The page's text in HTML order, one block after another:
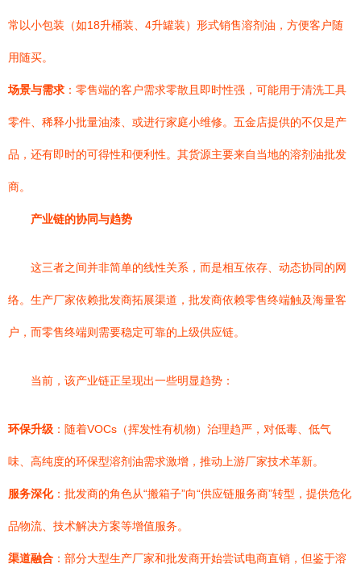
常以小包装（如18升桶装、4升罐装）形式销售溶剂油，方便客户随
用随买。
场景与需求 ：零售端的客户需求零散且即时性强，可能用于清洗工具
零件、稀释小批量油漆、或进行家庭小维修。五金店提供的不仅是产
品，还有即时的可得性和便利性。其货源主要来自当地的溶剂油批发
商。
产业链的协同与趋势
这三者之间并非简单的线性关系，而是相互依存、动态协同的网
络。生产厂家依赖批发商拓展渠道，批发商依赖零售终端触及海量客
户，而零售终端则需要稳定可靠的上级供应链。
当前，该产业链正呈现出一些明显趋势：
环保升级 ：随着VOCs（挥发性有机物）治理趋严，对低毒、低气
味、高纯度的环保型溶剂油需求激增，推动上游厂家技术革新。
服务深化：批发商的角色从“搬箱子”向“供应链服务商”转型，提供危化
品物流、技术解决方案等增值服务。
渠道融合 ：部分大型生产厂家和批发商开始尝试电商直销，但鉴于溶